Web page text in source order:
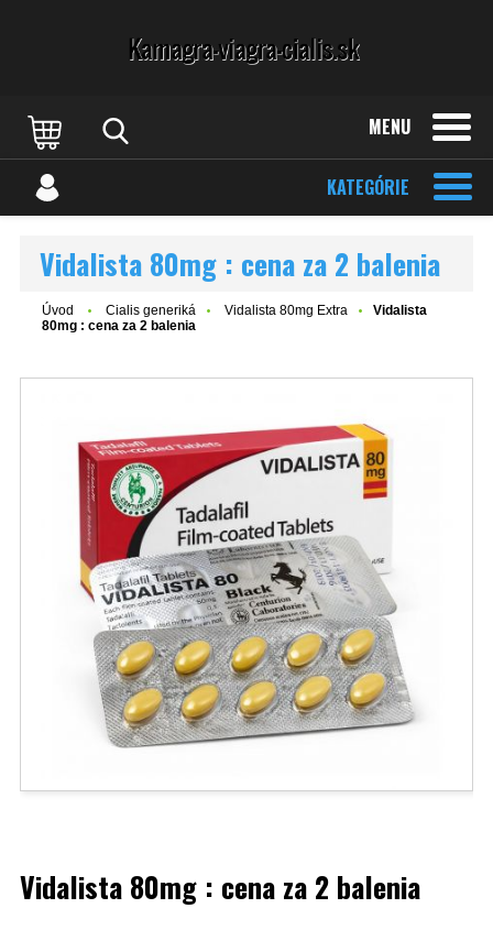
MENU
KATEGÓRIE
Vidalista 80mg : cena za 2 balenia
Úvod Cialis generiká Vidalista 80mg Extra
Vidalista
80mg : cena za 2 balenia
Vidalista 80mg : cena za 2 balenia